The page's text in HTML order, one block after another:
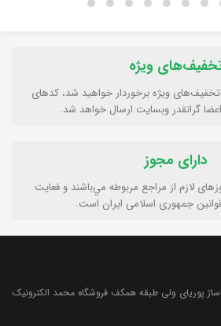
ویژه
ویژه برخوردار خواهید شد، کدهای
گرانقدر وبسایت ارسال خواهد شد.
دارای مجوز
لازم از مراجع مربوطه مي‌باشند و فعایت
جمهوری اسلامی ايران است.
پوریای ولی طبقه همکف فروشگاه محمد الکترونیک